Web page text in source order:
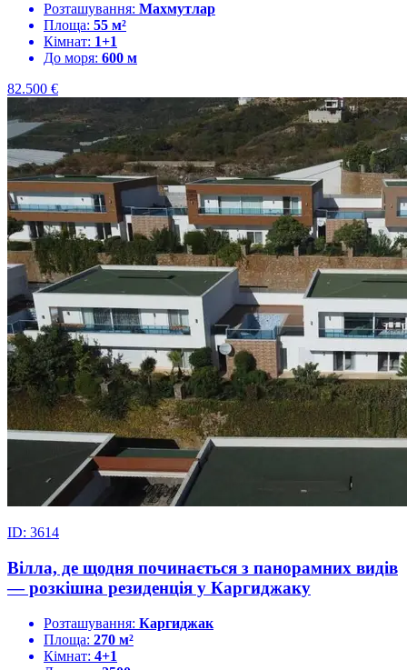
Розташування: Махмутлар
Площа: 55 м²
Кімнат: 1+1
До моря: 600 м
82.500 €
ID: 3614
Вілла, де щодня починається з панорамних видів
— розкішна резиденція у Каргиджаку
Розташування: Каргиджак
Площа: 270 м²
Кімнат: 4+1